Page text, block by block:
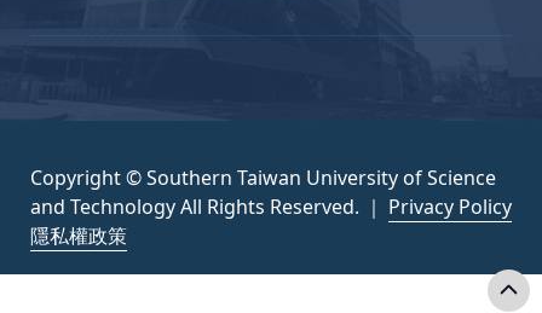
Copyright © Southern Taiwan University of Science
and Technology All Rights Reserved. ｜ Privacy Policy
隱私權政策